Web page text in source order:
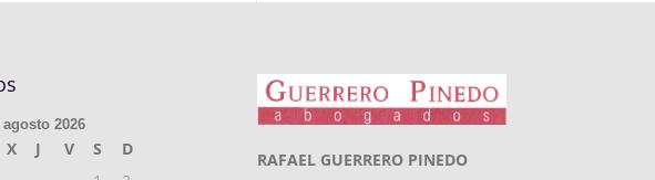
agosto 2026
X J V S
D
RAFAEL GUERRERO PINEDO